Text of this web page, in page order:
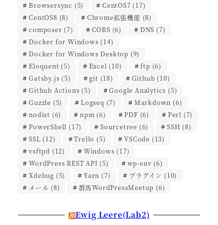
Browsersync (5) CentOS7 (17)
CentOS8 (8) Chrome拡張機能 (8)
composer (7) CORS (6) DNS (7)
Docker for Windows (14)
Docker for Windows Desktop (9)
Eloquent (5) Excel (10) ftp (6)
Gatsby.js (5) git (18) Github (10)
Github Actions (5) Google Analytics (5)
Guzzle (5) Logseq (7) Markdown (6)
nodist (6) npm (6) PDF (6) Perl (7)
PowerShell (17) Sourcetree (6) SSH (8)
SSL (12) Trello (5) VSCode (13)
vsftpd (12) Windows (17)
WordPress REST API (5) wp-env (6)
Xdebug (5) Yarn (7) プラグイン (10)
メール (8) 群馬WordPressMeetup (6)
Ewig Leere(Lab2)